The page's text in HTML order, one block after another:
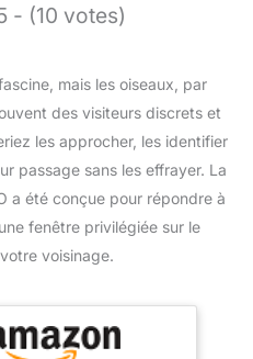
- (10 votes)
mais les oiseaux, par
des visiteurs discrets et
les approcher, les identifier
passage sans les effrayer. La
a été conçue pour répondre à
fenêtre privilégiée sur le
voisinage.